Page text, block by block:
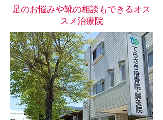
足のお悩みや靴の相談もできるオス
スメ治療院